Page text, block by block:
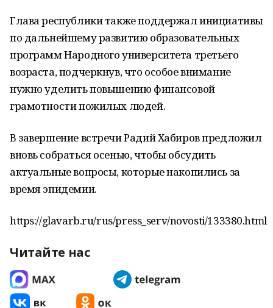
Глава республики также поддержал инициативы
по дальнейшему развитию образовательных
программ Народного университета третьего
возраста, подчеркнув, что особое внимание
нужно уделить повышению финансовой
грамотности пожилых людей.
В завершение встречи Радий Хабиров предложил
вновь собраться осенью, чтобы обсудить
актуальные вопросы, которые накопились за
время эпидемии.
https://glavarb.ru/rus/press_serv/novosti/133380.html
Читайте нас